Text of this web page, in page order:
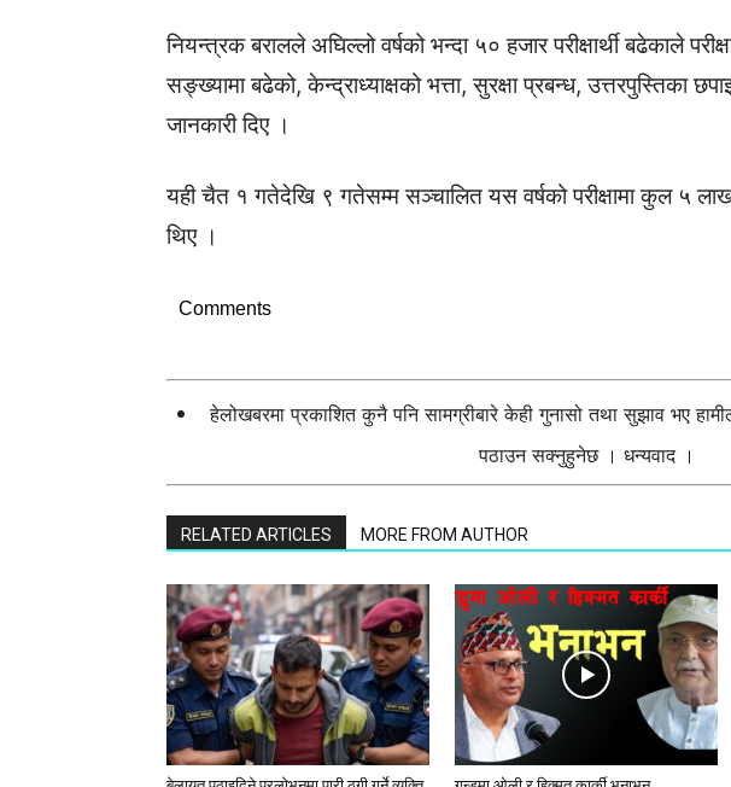
नियन्त्रक बरालले अघिल्लो वर्षको भन्दा ५० हजार परीक्षार्थी बढेकाले
सङ्ख्यामा बढेको, केन्द्राध्याक्षको भत्ता, सुरक्षा प्रबन्ध, उत्तरपुस्तिका
जानकारी दिए ।
यही चैत १ गतेदेखि ९ गतेसम्म सञ्चालित यस वर्षको परीक्षामा कुल ५ लाख
थिए ।
Comments
हेलोखबरमा प्रकाशित कुनै पनि सामग्रीबारे केही गुनासो तथा सुझाव भए
पठाउन सक्नुहुनेछ । धन्यवाद ।
RELATED ARTICLES MORE FROM AUTHOR